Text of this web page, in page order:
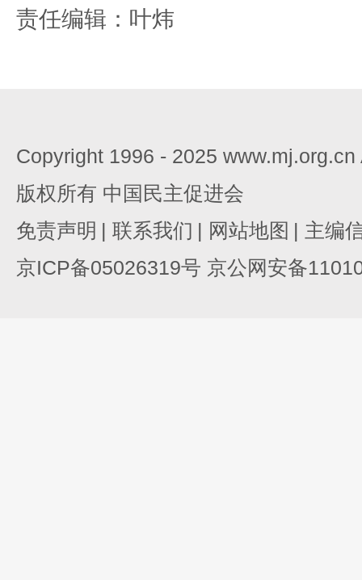
责任编辑：叶炜
Copyright 1996 - 2025
版权所有 中国民主促进会
免责声明 | 联系我们 | 网站地图 | 主编
京ICP备05026319号 京公网安备